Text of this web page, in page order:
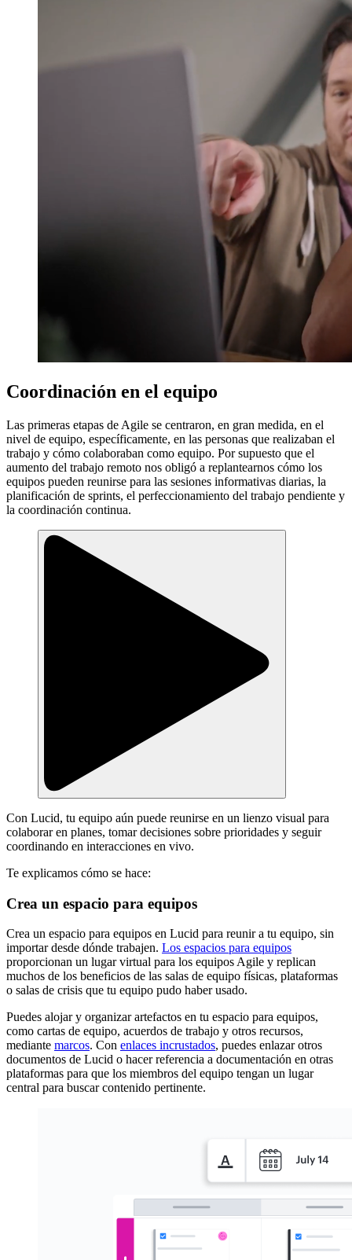
Coordinación en el equipo
Las primeras etapas de Agile se centraron, en gran medida, en el
nivel de equipo, específicamente, en las personas que realizaban el
trabajo y cómo colaboraban como equipo. Por supuesto que el
aumento del trabajo remoto nos obligó a replantearnos cómo los
equipos pueden reunirse para las sesiones informativas diarias, la
planificación de sprints, el perfeccionamiento del trabajo pendiente y
la coordinación continua.
Con Lucid, tu equipo aún puede reunirse en un lienzo visual para
colaborar en planes, tomar decisiones sobre prioridades y seguir
coordinando en interacciones en vivo.
Te explicamos cómo se hace:
Crea un espacio para equipos
Crea un espacio para equipos en Lucid para reunir a tu equipo, sin
importar desde dónde trabajen. Los espacios para equipos
proporcionan un lugar virtual para los equipos Agile y replican
muchos de los beneficios de las salas de equipo físicas, plataformas
o salas de crisis que tu equipo pudo haber usado.
Puedes alojar y organizar artefactos en tu espacio para equipos,
como cartas de equipo, acuerdos de trabajo y otros recursos,
mediante marcos. Con enlaces incrustados, puedes enlazar otros
documentos de Lucid o hacer referencia a documentación en otras
plataformas para que los miembros del equipo tengan un lugar
central para buscar contenido pertinente.